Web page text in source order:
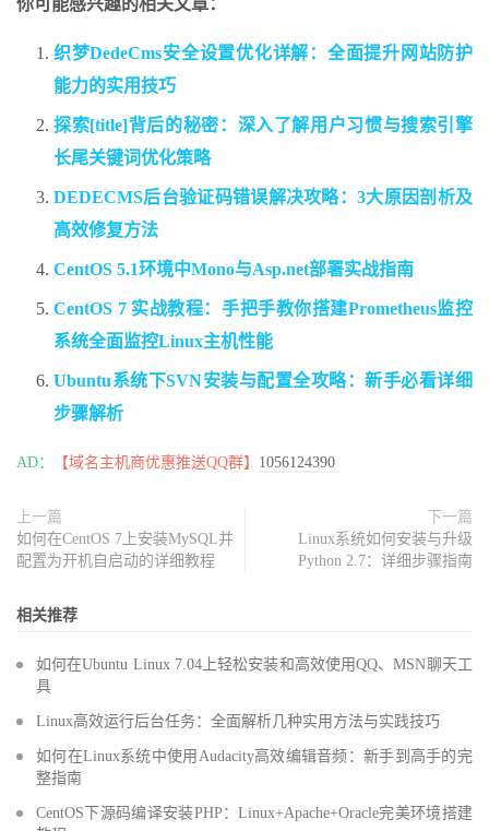
你可能感兴趣的相关文章：
织梦DedeCms安全设置优化详解：全面提升网站防护
能力的实用技巧
探索[title]背后的秘密：深入了解用户习惯与搜索引擎
长尾关键词优化策略
DEDECMS后台验证码错误解决攻略：3大原因剖析及
高效修复方法
CentOS 5.1环境中Mono与Asp.net部署实战指南
CentOS 7 实战教程：手把手教你搭建Prometheus监控
系统全面监控Linux主机性能
Ubuntu系统下SVN安装与配置全攻略：新手必看详细
步骤解析
AD： 【域名主机商优惠推送QQ群】 1056124390
上一篇
如何在CentOS 7上安装MySQL并
配置为开机自启动的详细教程
下一篇
Linux系统如何安装与升级
Python 2.7：详细步骤指南
相关推荐
如何在Ubuntu Linux 7.04上轻松安装和高效使用QQ、MSN聊天工
具
Linux高效运行后台任务：全面解析几种实用方法与实践技巧
如何在Linux系统中使用Audacity高效编辑音频：新手到高手的完
整指南
CentOS下源码编译安装PHP：Linux+Apache+Oracle完美环境搭建